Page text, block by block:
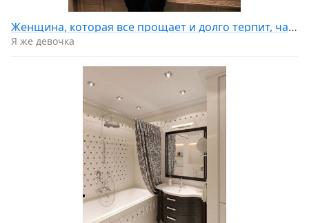
Женщина, которая все прощает и долго терпит, часто уходит неожиданно и навсегда. ☝
Я же девочка